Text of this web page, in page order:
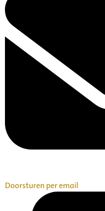
Doorsturen per email